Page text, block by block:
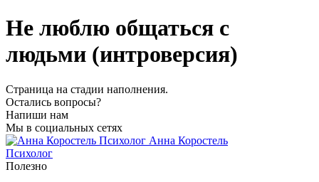
Не люблю общаться с
людьми (интроверсия)
Страница на стадии наполнения.
Остались вопросы?
Напиши нам
Мы в социальных сетях
Анна Коростель
Психолог
Полезно